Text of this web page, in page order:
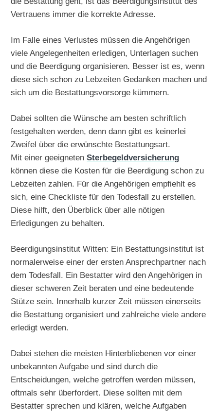
Vertrauens immer die korrekte Adresse.
Im Falle eines Verlustes müssen die Angehörigen
viele Angelegenheiten erledigen, Unterlagen suchen
und die Beerdigung organisieren. Besser ist es, wenn
diese sich schon zu Lebzeiten Gedanken machen und
sich um die Bestattungsvorsorge kümmern.
Dabei sollten die Wünsche am besten schriftlich
festgehalten werden, denn dann gibt es keinerlei
Zweifel über die erwünschte Bestattungsart.
Mit einer geeignetenSterbegeldversicherung
können diese die Kosten für die Beerdigung schon zu
Lebzeiten zahlen. Für die Angehörigen empfiehlt es
sich, eine Checkliste für den Todesfall zu erstellen.
Diese hilft, den Überblick über alle nötigen
Erledigungen zu behalten.
Beerdigungsinstitut Witten: Ein Bestattungsinstitut ist
normalerweise einer der ersten Ansprechpartner nach
dem Todesfall. Ein Bestatter wird den Angehörigen in
dieser schweren Zeit beraten und eine bedeutende
Stütze sein. Innerhalb kurzer Zeit müssen einerseits
die Bestattung organisiert und zahlreiche viele andere
erledigt werden.
Dabei stehen die meisten Hinterbliebenen vor einer
unbekannten Aufgabe und sind durch die
Entscheidungen, welche getroffen werden müssen,
oftmals sehr überfordert. Diese sollten mit dem
Bestatter sprechen und klären, welche Aufgaben